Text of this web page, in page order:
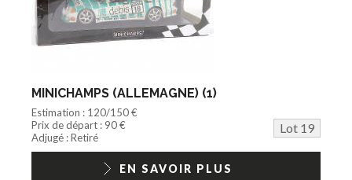
MINICHAMPS (ALLEMAGNE) (1)
Estimation : 120/150 €
Prix de départ : 90 €
Lot 19
Adjugé : Retiré
EN SAVOIR PLUS